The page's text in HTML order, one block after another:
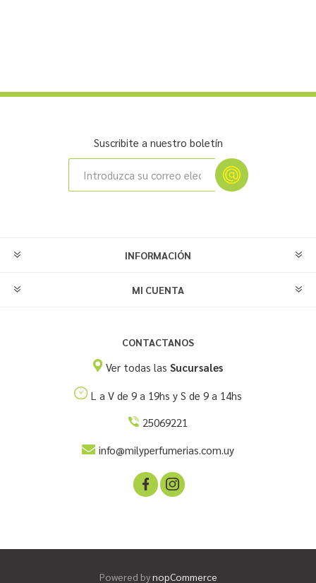
Suscribite a nuestro boletín
INFORMACIÓN
MI CUENTA
CONTACTANOS
Ver todas las Sucursales
L a V de 9 a 19hs y S de 9 a 14hs
25069221
info@milyperfumerias.com.uy
Powered bynopCommerce